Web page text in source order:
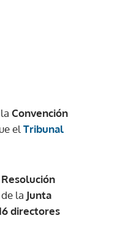
Convención
el Tribunal
Resolución
la Junta
directores